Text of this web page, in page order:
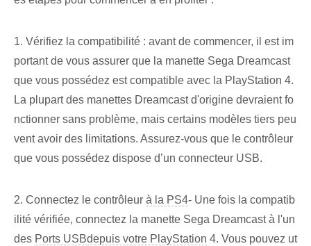
1. Vérifiez la compatibilité : avant de commencer, il est im
portant de vous assurer que la manette Sega Dreamcast
que vous possédez est compatible avec la PlayStation 4.
La plupart des manettes Dreamcast d'origine devraient fo
nctionner sans problème, mais certains modèles tiers peu
vent avoir des limitations. Assurez-vous que le contrôleur
que vous possédez dispose d’un connecteur USB.
2. Connectez le contrôleur à la PS4- Une fois la compatib
ilité vérifiée, connectez la manette Sega Dreamcast à l'un
des Ports USBdepuis votre PlayStation 4. Vous pouvez ut